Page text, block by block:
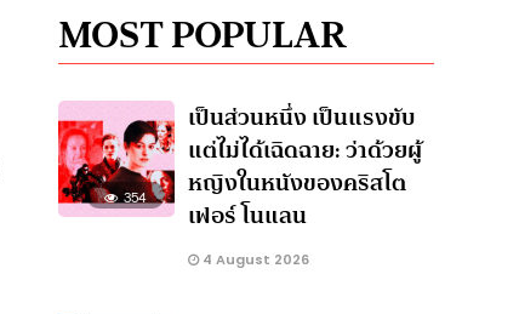
MOST POPULAR
354
เป็นส่วนหนึ่ง เป็นแรงขับ
แต่ไม่ได้เฉิดฉาย: ว่าด้วยผู้
หญิงในหนังของคริสโต
เฟอร์ โนแลน
4 August 2026